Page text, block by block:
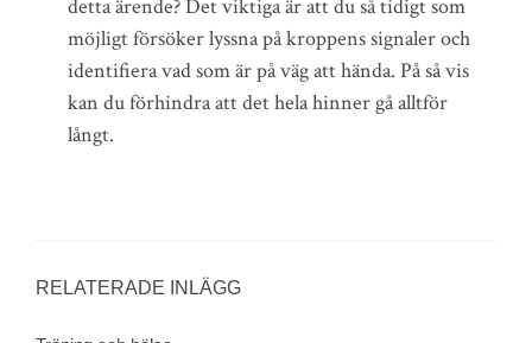
detta ärende? Det viktiga är att du så tidigt som
möjligt försöker lyssna på kroppens signaler och
identifiera vad som är på väg att hända. På så vis
kan du förhindra att det hela hinner gå alltför
långt.
RELATERADE INLÄGG